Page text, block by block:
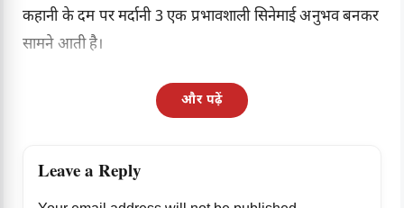
कहानी के दम पर मर्दानी 3 एक प्रभावशाली सिनेमाई अनुभव बनकर
सामने आती है।
और पढ़ें
Leave a Reply